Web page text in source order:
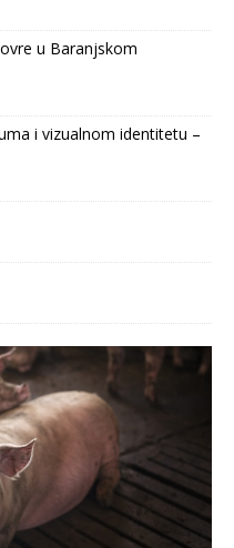
u Baranjskom
i vizualnom identitetu –